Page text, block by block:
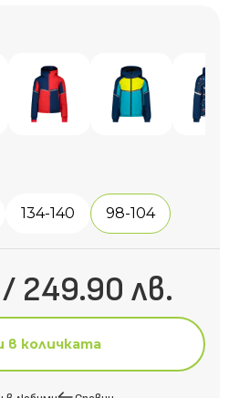
134-140 98-104
249.90 лв.
в количката